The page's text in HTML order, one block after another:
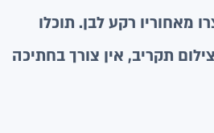
מאחוריו רקע לבן. תוכלו
תקריב, אין צורך בחתיכה